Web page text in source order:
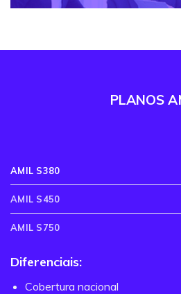
PLANOS
AMIL S380
AMIL S450
AMIL S750
Diferenciais:
Cobertura nacional